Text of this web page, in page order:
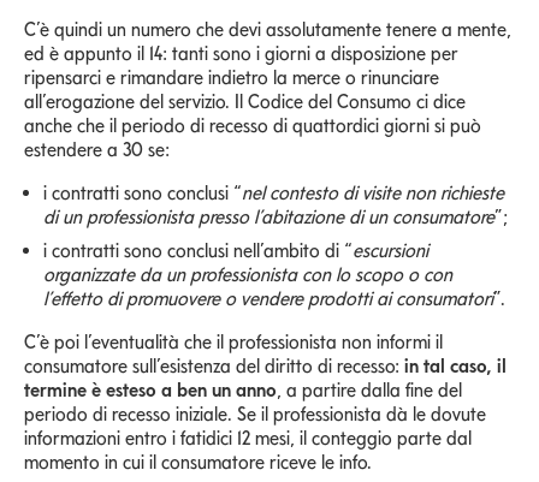
C’è quindi un numero che devi assolutamente tenere a mente,
ed è appunto il 14: tanti sono i giorni a disposizione per
ripensarci e rimandare indietro la merce o rinunciare
all’erogazione del servizio. Il Codice del Consumo ci dice
anche che il periodo di recesso di quattordici giorni si può
estendere a 30 se:
i contratti sono conclusi “nel contesto di visite non richieste
di un professionista presso l’abitazione di un consumatore”;
i contratti sono conclusi nell’ambito di “escursioni
organizzate da un professionista con lo scopo o con
l’effetto di promuovere o vendere prodotti ai consumatori”.
C’è poi l’eventualità che il professionista non informi il
consumatore sull’esistenza del diritto di recesso: in tal caso, il
termine è esteso a ben un anno, a partire dalla fine del
periodo di recesso iniziale. Se il professionista dà le dovute
informazioni entro i fatidici 12 mesi, il conteggio parte dal
momento in cui il consumatore riceve le info.